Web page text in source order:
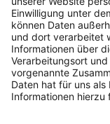
Postbank Newsletter
E-Mail-Adresse